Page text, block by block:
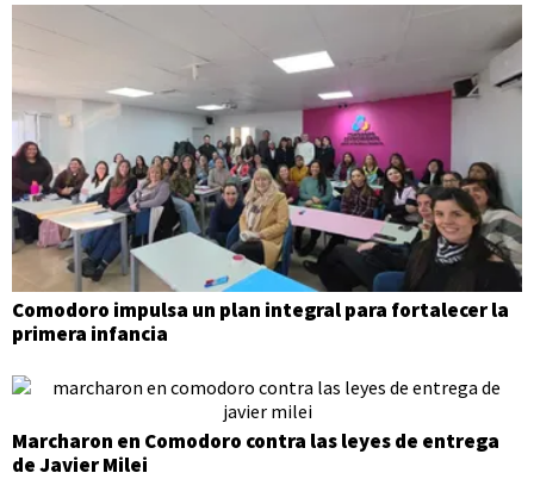
Comodoro impulsa un plan integral para fortalecer la
primera infancia
Marcharon en Comodoro contra las leyes de entrega
de Javier Milei